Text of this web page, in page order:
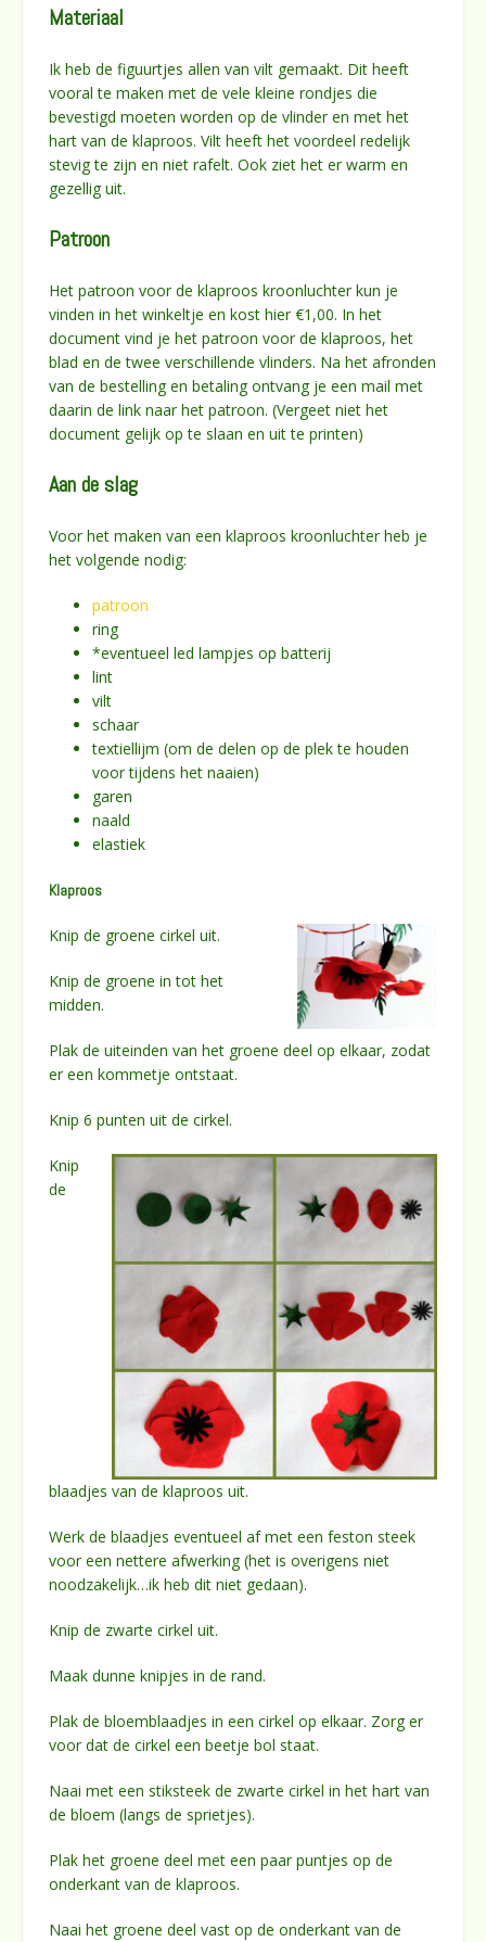
Materiaal
Ik heb de figuurtjes allen van vilt gemaakt. Dit heeft
vooral te maken met de vele kleine rondjes die
bevestigd moeten worden op de vlinder en met het
hart van de klaproos. Vilt heeft het voordeel redelijk
stevig te zijn en niet rafelt. Ook ziet het er warm en
gezellig uit.
Patroon
Het patroon voor de klaproos kroonluchter kun je
vinden in het winkeltje en kost hier €1,00. In het
document vind je het patroon voor de klaproos, het
blad en de twee verschillende vlinders. Na het afronden
van de bestelling en betaling ontvang je een mail met
daarin de link naar het patroon. (Vergeet niet het
document gelijk op te slaan en uit te printen)
Aan de slag
Voor het maken van een klaproos kroonluchter heb je
het volgende nodig:
patroon
ring
*eventueel led lampjes op batterij
lint
vilt
schaar
textiellijm (om de delen op de plek te houden
voor tijdens het naaien)
garen
naald
elastiek
Klaproos
Knip de groene cirkel uit.
Knip de groene in tot het
midden.
Plak de uiteinden van het groene deel op elkaar, zodat
er een kommetje ontstaat.
Knip 6 punten uit de cirkel.
Knip
de
blaadjes van de klaproos uit.
Werk de blaadjes eventueel af met een feston steek
voor een nettere afwerking (het is overigens niet
noodzakelijk…ik heb dit niet gedaan).
Knip de zwarte cirkel uit.
Maak dunne knipjes in de rand.
Plak de bloemblaadjes in een cirkel op elkaar. Zorg er
voor dat de cirkel een beetje bol staat.
Naai met een stiksteek de zwarte cirkel in het hart van
de bloem (langs de sprietjes).
Plak het groene deel met een paar puntjes op de
onderkant van de klaproos.
Naai het groene deel vast op de onderkant van de